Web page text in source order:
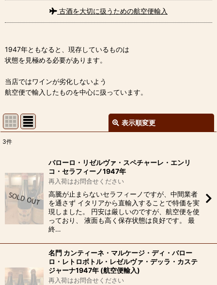
古酒を大切に扱うための航空便輸入
1947年ともなると、現存しているものは
状態を見極める必要があります。
当店ではワインが劣化しないよう
航空便で輸入したものを中心に扱っています。
表示順変更
並び順:
絞り込む
3件
バローロ・リゼルヴァ・スペチャーレ・エンリ
コ・セラフィーノ1947年
再入荷はお問合せください
高騰が止まらないセラフィーノですが、中間業者
を通さず イタリアから直輸入することで特価を実
現しました。 円安は厳しいのですが、航空便を使
っており、 液面も高く保存状態は良好です。 最
終…
名門 カンティーネ・マルケージ・ディ・バロー
ロ・レトロボトル・レゼルヴァ・デッラ・カステ
ジャーナ1947年 (航空便輸入)
再入荷はお問合せください